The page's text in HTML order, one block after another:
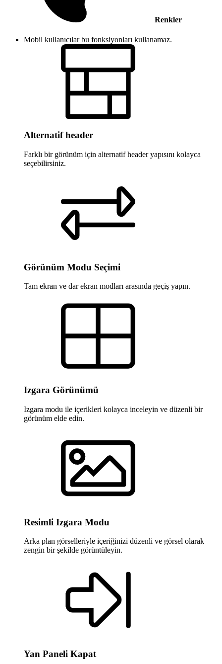
Renkler
Mobil kullanıcılar bu fonksiyonları kullanamaz.
Alternatif header
Farklı bir görünüm için alternatif header yapısını kolayca
seçebilirsiniz.
Görünüm Modu Seçimi
Tam ekran ve dar ekran modları arasında geçiş yapın.
Izgara Görünümü
Izgara modu ile içerikleri kolayca inceleyin ve düzenli bir
görünüm elde edin.
Resimli Izgara Modu
Arka plan görselleriyle içeriğinizi düzenli ve görsel olarak
zengin bir şekilde görüntüleyin.
Yan Paneli Kapat